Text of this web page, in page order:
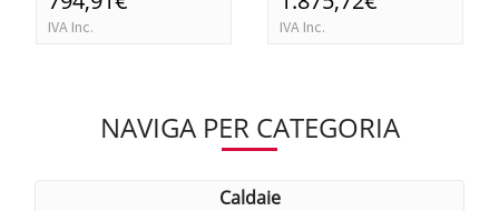
IVA Inc. IVA Inc.
NAVIGA PER CATEGORIA
caldaie